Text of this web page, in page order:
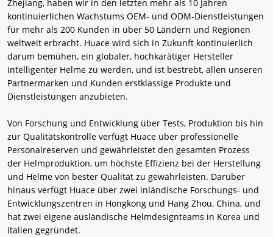
Zhejiang, haben wir in den letzten mehr als 10 Jahren
kontinuierlichen Wachstums OEM- und ODM-Dienstleistungen
für mehr als 200 Kunden in über 50 Ländern und Regionen
weltweit erbracht. Huace wird sich in Zukunft kontinuierlich
darum bemühen, ein globaler, hochkarätiger Hersteller
intelligenter Helme zu werden, und ist bestrebt, allen unseren
Partnermarken und Kunden erstklassige Produkte und
Dienstleistungen anzubieten.
Von Forschung und Entwicklung über Tests, Produktion bis hin
zur Qualitätskontrolle verfügt Huace über professionelle
Personalreserven und gewährleistet den gesamten Prozess
der Helmproduktion, um höchste Effizienz bei der Herstellung
und Helme von bester Qualität zu gewährleisten. Darüber
hinaus verfügt Huace über zwei inländische Forschungs- und
Entwicklungszentren in Hongkong und Hang Zhou, China, und
hat zwei eigene ausländische Helmdesignteams in Korea und
Italien gegründet.